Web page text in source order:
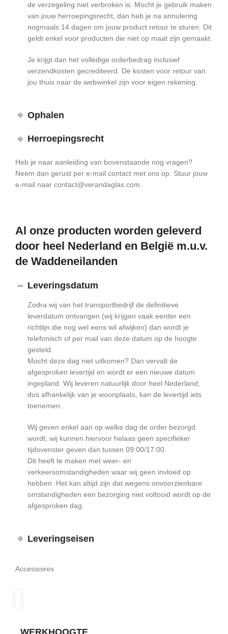
de verzegeling niet verbroken is. Mocht je gebruik maken
van jouw herroepingsrecht, dan heb je na annulering
nogmaals 14 dagen om jouw product retour te sturen. Dit
geldt enkel voor producten die niet op maat zijn gemaakt.
Je krijgt dan het volledige orderbedrag inclusief
verzendkosten gecrediteerd. De kosten voor retour van
jou thuis naar de webwinkel zijn voor eigen rekening.
Ophalen
Herroepingsrecht
Heb je naar aanleiding van bovenstaande nog vragen?
Neem dan gerust per e-mail contact met ons op. Stuur jouw
e-mail naar contact@verandaglas.com.
Al onze producten worden geleverd
door heel Nederland en België m.u.v.
de Waddeneilanden
Leveringsdatum
Zodra wij van het transportbedrijf de definitieve
leverdatum ontvangen (wij krijgen vaak eerder een
richtlijn die nog wel eens wil afwijken) dan wordt je
telefonisch of per mail van deze datum op de hoogte
gesteld.
Mocht deze dag niet uitkomen? Dan vervalt de
afgesproken levertijd en wordt er een nieuwe datum
ingepland. Wij leveren natuurlijk door heel Nederland,
dus afhankelijk van je woonplaats, kan de levertijd iets
toenemen.
Wij geven enkel aan op welke dag de order bezorgd
wordt, wij kunnen hiervoor helaas geen specifieker
tijdsvenster geven dan tussen 09:00/17:00.
Dit heeft te maken met weer- en
verkeersomstandigheden waar wij geen invloed op
hebben. Het kan altijd zijn dat wegens onvoorzienbare
omstandigheden een bezorging niet voltooid wordt op de
afgesproken dag.
Leveringseisen
Accessoires
WERKHOOGTE